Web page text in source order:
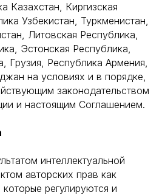
Казахстан, Киргизская
Узбекистан, Туркменистан,
Литовская Республика,
Эстонская Республика,
Грузия, Республика Армения,
на условиях и в порядке,
законодательством
и настоящим Соглашением.
интеллектуальной
авторских прав как
регулируются и